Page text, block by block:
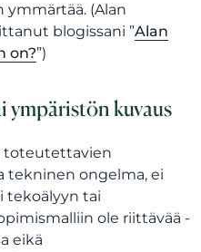
(Alan
blogissani ”Alan
on?”)
ympäristön kuvaus
toteutettavien
tekninen ongelma, ei
tekoälyyn tai
ole riittävää -
eikä